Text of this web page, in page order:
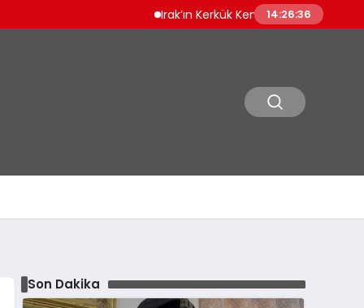
Irak’ın Kerkük Kentinde 12 Bin Ruhsatsız
14:26:37
Son Dakika